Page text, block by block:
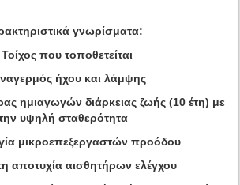
γνωρίσματα:
που τοποθετείται
ήχου και λάμψης
ημιαγωγών διάρκειας ζωής (10 έτη) με
υψηλή σταθερότητα
μικροεπεξεργαστών προόδου
αποτυχία αισθητήρων ελέγχου